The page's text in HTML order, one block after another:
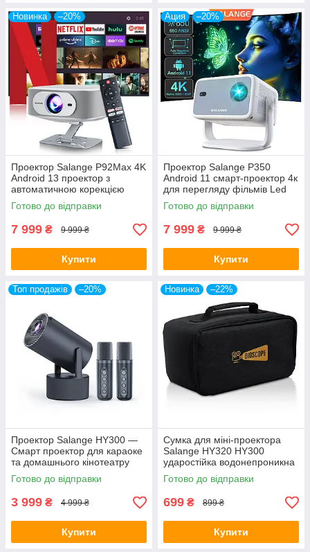
Новинка –20%
Проектор Salange P92Max 4K
Android 13 проектор з
автоматичною корекцією
Keystone, РК-проектор
універсальний
Готово до відправки
7 999 ₴ 9 999 ₴
Купити
Ация –20%
Проектор Salange P350
Android 11 смарт-проектор 4к
для перегляду фільмів Led
портативний з Wifi та
Bluetooth
Готово до відправки
7 999 ₴ 9 999 ₴
Купити
Топ продажів –20%
Проектор Salange HY300 —
Смарт проектор для караоке
та домашнього кінотеатру
Android 11 вбудовані
динаміки
Готово до відправки
3 999 ₴ 4 999 ₴
Купити
Новинка –22%
Сумка для міні-проектора
Salange HY320 HY300
ударостійка водонепроникна
EVA сумка для перенесення
Готово до відправки
699 ₴ 899 ₴
Купити